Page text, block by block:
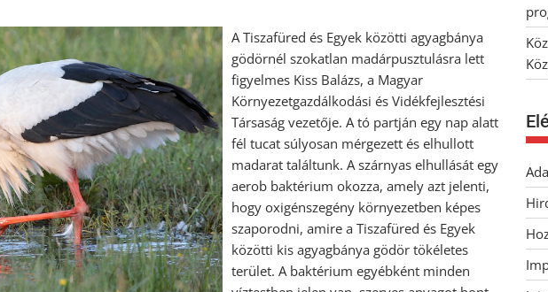
A Tiszafüred és Egyek közötti agyagbánya
gödörnél szokatlan madárpusztulásra lett
figyelmes Kiss Balázs, a Magyar
Környezetgazdálkodási és Vidékfejlesztési
Társaság vezetője. A tó partján egy nap alatt
fél tucat súlyosan mérgezett és elhullott
madarat találtunk. A szárnyas elhullását egy
aerob baktérium okozza, amely azt jelenti,
hogy oxigénszegény környezetben képes
szaporodni, amire a Tiszafüred és Egyek
közötti kis agyagbánya gödör tökéletes
terület. A baktérium egyébként minden